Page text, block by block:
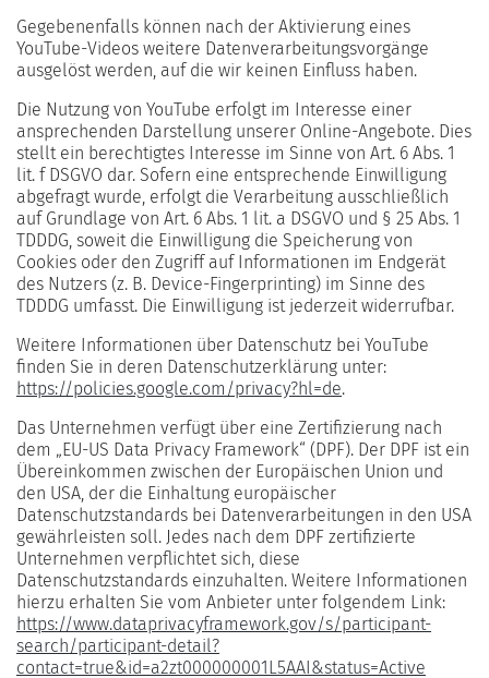
Gegebenenfalls können nach der Aktivierung eines
YouTube-Videos weitere Datenverarbeitungsvorgänge
ausgelöst werden, auf die wir keinen Einfluss haben.
Die Nutzung von YouTube erfolgt im Interesse einer
ansprechenden Darstellung unserer Online-Angebote. Dies
stellt ein berechtigtes Interesse im Sinne von Art. 6 Abs. 1
lit. f DSGVO dar. Sofern eine entsprechende Einwilligung
abgefragt wurde, erfolgt die Verarbeitung ausschließlich
auf Grundlage von Art. 6 Abs. 1 lit. a DSGVO und § 25 Abs. 1
TDDDG, soweit die Einwilligung die Speicherung von
Cookies oder den Zugriff auf Informationen im Endgerät
des Nutzers (z. B. Device-Fingerprinting) im Sinne des
TDDDG umfasst. Die Einwilligung ist jederzeit widerrufbar.
Weitere Informationen über Datenschutz bei YouTube
finden Sie in deren Datenschutzerklärung unter:
https://policies.google.com/privacy?hl=de.
Das Unternehmen verfügt über eine Zertifizierung nach
dem „EU-US Data Privacy Framework“ (DPF). Der DPF ist ein
Übereinkommen zwischen der Europäischen Union und
den USA, der die Einhaltung europäischer
Datenschutzstandards bei Datenverarbeitungen in den USA
gewährleisten soll. Jedes nach dem DPF zertifizierte
Unternehmen verpflichtet sich, diese
Datenschutzstandards einzuhalten. Weitere Informationen
hierzu erhalten Sie vom Anbieter unter folgendem Link:
https://www.dataprivacyframework.gov/s/participant-
search/participant-detail?
contact=true&id=a2zt000000001L5AAI&status=Active